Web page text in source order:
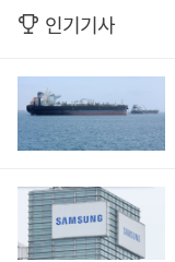
인기기사